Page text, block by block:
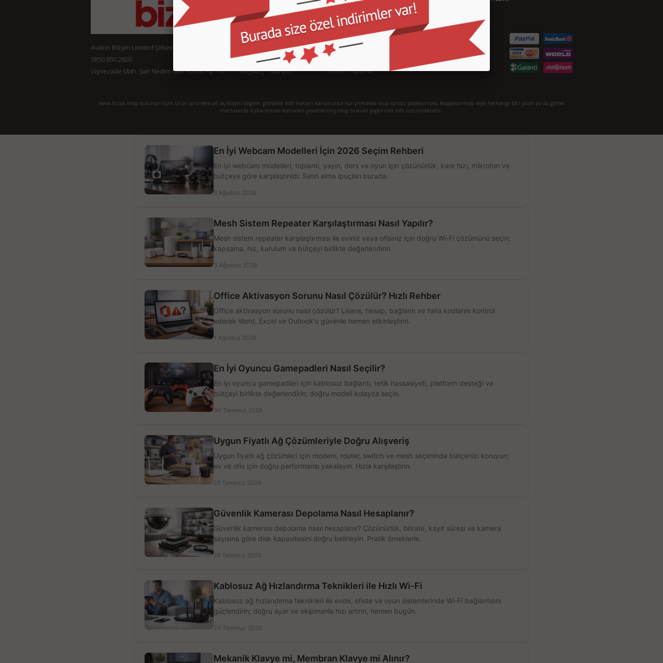
Avalon Bilişim Limited Şirketi
0850 850 2820
Vişnezade Mah. Şair Nedim Cad. Konak Ap. No:77/1 Beşiktaş - İstanbul
Sipariş Takibi
Gizlilik ve Kullanım Şartları
Kargo ve Taşıma Bilgileri
Garanti ve İade
Sistem Toplama
S.S.S.
Detaylı Arama
www.bizial.shop bulunan tüm ürün ürünlere ait açıklayıcı bilgiler, görseller telif hakları kanununca korunmakta olup izinsiz paylaşılması, kopyalanması veya herhangi biri yazılı ya da görsel
mecralarda kullanılması kanunen yasaklanmış olup hukuki yaptırıma tabi tutulmaktadır.
En İyi Webcam Modelleri İçin 2026 Seçim Rehberi
En iyi webcam modelleri; toplantı, yayın, ders ve oyun için çözünürlük, kare hızı, mikrofon ve
bütçeye göre karşılaştırıldı. Satın alma ipuçları burada.
5 Ağustos 2026
Mesh Sistem Repeater Karşılaştırması Nasıl Yapılır?
Mesh sistem repeater karşılaştırması ile eviniz veya ofisiniz için doğru Wi-Fi çözümünü seçin;
kapsama, hız, kurulum ve bütçeyi birlikte değerlendirin.
3 Ağustos 2026
Office Aktivasyon Sorunu Nasıl Çözülür? Hızlı Rehber
Office aktivasyon sorunu nasıl çözülür? Lisans, hesap, bağlantı ve hata kodlarını kontrol
ederek Word, Excel ve Outlook'u güvenle hemen etkinleştirin.
1 Ağustos 2026
En İyi Oyuncu Gamepadleri Nasıl Seçilir?
En iyi oyuncu gamepadleri için kablosuz bağlantı, tetik hassasiyeti, platform desteği ve
bütçeyi birlikte değerlendirin; doğru modeli kolayca seçin.
30 Temmuz 2026
Uygun Fiyatlı Ağ Çözümleriyle Doğru Alışveriş
Uygun fiyatlı ağ çözümleri için modem, router, switch ve mesh seçiminde bütçenizi koruyun;
ev ve ofis için doğru performansı yakalayın. Hızla karşılaştırın.
28 Temmuz 2026
Güvenlik Kamerası Depolama Nasıl Hesaplanır?
Güvenlik kamerası depolama nasıl hesaplanır? Çözünürlük, bitrate, kayıt süresi ve kamera
sayısına göre disk kapasitesini doğru belirleyin. Pratik örneklerle.
26 Temmuz 2026
Kablosuz Ağ Hızlandırma Teknikleri ile Hızlı Wi-Fi
Kablosuz ağ hızlandırma teknikleri ile evde, ofiste ve oyun sistemlerinde Wi-Fi bağlantısını
güçlendirin; doğru ayar ve ekipmanla hızı artırın, hemen bugün.
24 Temmuz 2026
Mekanik Klavye mi, Membran Klavye mi Alınır?